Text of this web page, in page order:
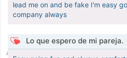
lead me on and be fake I'm easy
company always
Lo que espero de mi pareja.